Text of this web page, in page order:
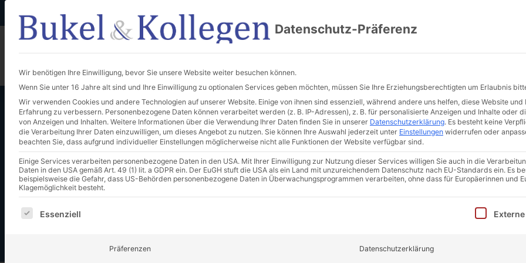
+49 (0) 661-96 32 20 anfrage@bukel-kollegen.de
Unternehmen Beratungsleistungen Sanierungsberatung
Überblick
Datenschutz-Präferenz
Wir benötigen Ihre Einwilligung, bevor Sie unsere Website weiter besuchen können.
Wenn Sie unter 16 Jahre alt sind und Ihre Einwilligung zu optionalen Services geben möchten, müssen Sie Ihre Erziehungsberechtigten um Erlaubnis
Wir verwenden Cookies und andere Technologien auf unserer Website. Einige von ihnen sind essenziell, während andere uns helfen, diese Website und
Erfahrung zu verbessern. Personenbezogene Daten können verarbeitet werden (z. B. IP-Adressen), z. B. für personalisierte Anzeigen und Inhalte oder
von Anzeigen und Inhalten. Weitere Informationen über die Verwendung Ihrer Daten finden Sie in unserer Datenschutzerklärung. Es besteht keine
die Verarbeitung Ihrer Daten einzuwilligen, um dieses Angebot zu nutzen. Sie können Ihre Auswahl jederzeit unter Einstellungen widerrufen oder
beachten Sie, dass aufgrund individueller Einstellungen möglicherweise nicht alle Funktionen der Website verfügbar sind.
Einige Services verarbeiten personenbezogene Daten in den USA. Mit Ihrer Einwilligung zur Nutzung dieser Services willigen Sie auch in die
Daten in den USA gemäß Art. 49 (1) lit. a GDPR ein. Der EuGH stuft die USA als ein Land mit unzureichendem Datenschutz nach EU-Standards ein. Es
beispielsweise die Gefahr, dass US-Behörden personenbezogene Daten in Überwachungsprogrammen verarbeiten, ohne dass für Europäerinnen und
Klagemöglichkeit besteht.
Es folgt eine Liste der Service-Gruppen, für die eine Einwilligung erteilt werden kann. Die erste Service-Gruppe
Essenziell
Präferenzen Datenschutzerklärung